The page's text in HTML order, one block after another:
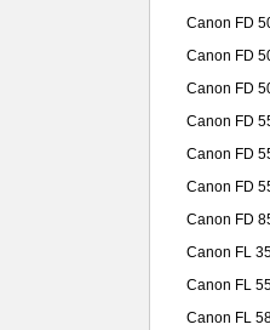
Canon FD
Canon FD
Canon FD
Canon FD
Canon FD
Canon FD
Canon FD
Canon FL
Canon FL
Canon FL